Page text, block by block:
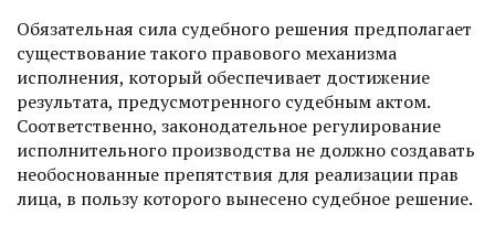
Обязательная сила судебного решения предполагает
существование такого правового механизма
исполнения, который обеспечивает достижение
результата, предусмотренного судебным актом.
Соответственно, законодательное регулирование
исполнительного производства не должно создавать
необоснованные препятствия для реализации прав
лица, в пользу которого вынесено судебное решение.